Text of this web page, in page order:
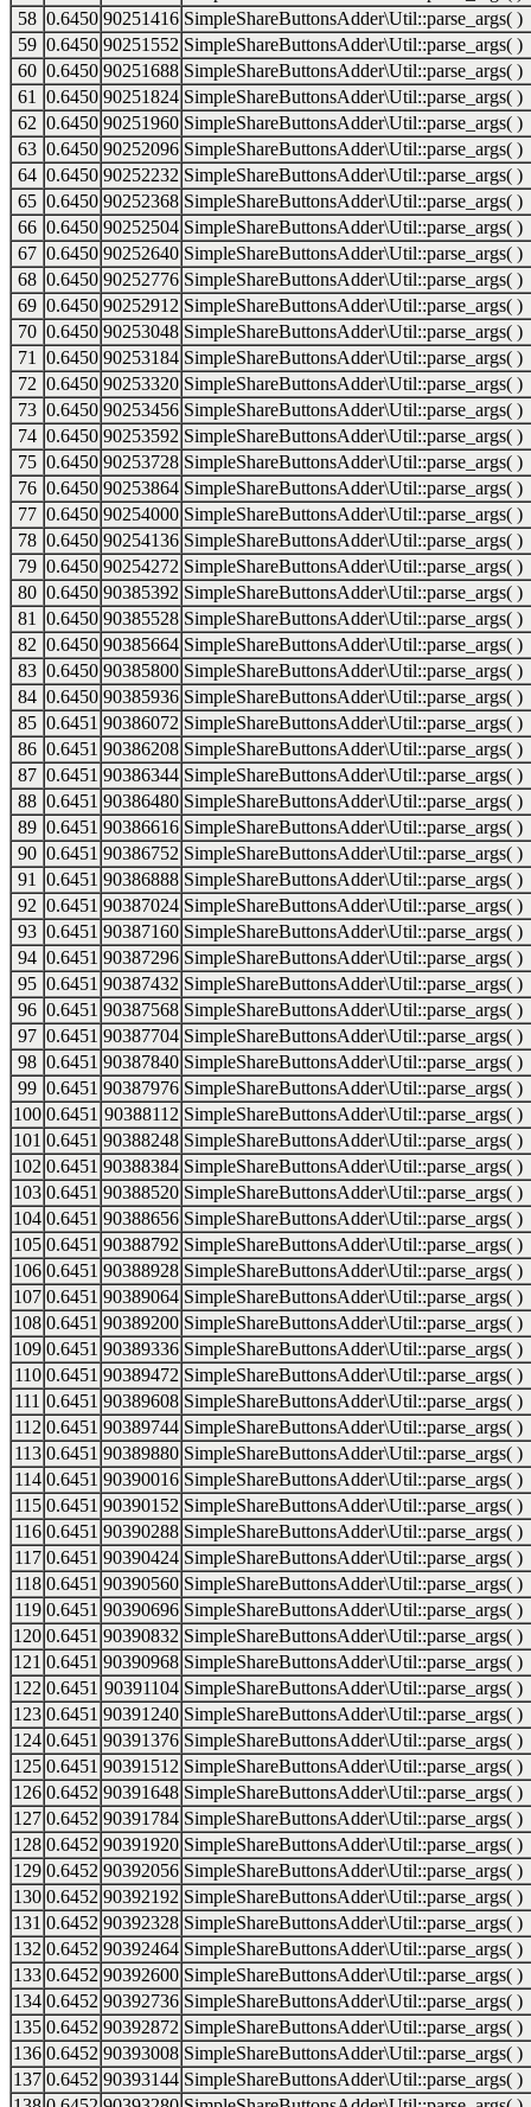
58 0.6450 90251416 SimpleShareButtonsAdder\Util::parse_args( )
59 0.6450 90251552 SimpleShareButtonsAdder\Util::parse_args( )
60 0.6450 90251688 SimpleShareButtonsAdder\Util::parse_args( )
61
0.6450 90251824 SimpleShareButtonsAdder\Util::parse_args( )
62 0.6450 90251960 SimpleShareButtonsAdder\Util::parse_args( )
63 0.6450 90252096 SimpleShareButtonsAdder\Util::parse_args( )
64 0.6450 90252232 SimpleShareButtonsAdder\Util::parse_args( )
65 0.6450 90252368 SimpleShareButtonsAdder\Util::parse_args( )
66 0.6450 90252504 SimpleShareButtonsAdder\Util::parse_args( )
67 0.6450 90252640 SimpleShareButtonsAdder\Util::parse_args( )
68 0.6450 90252776 SimpleShareButtonsAdder\Util::parse_args( )
69 0.6450 90252912 SimpleShareButtonsAdder\Util::parse_args( )
70 0.6450 90253048 SimpleShareButtonsAdder\Util::parse_args( )
71
0.6450 90253184 SimpleShareButtonsAdder\Util::parse_args( )
72 0.6450 90253320 SimpleShareButtonsAdder\Util::parse_args( )
73 0.6450 90253456 SimpleShareButtonsAdder\Util::parse_args( )
74 0.6450 90253592 SimpleShareButtonsAdder\Util::parse_args( )
75 0.6450 90253728 SimpleShareButtonsAdder\Util::parse_args( )
76 0.6450 90253864 SimpleShareButtonsAdder\Util::parse_args( )
77 0.6450 90254000 SimpleShareButtonsAdder\Util::parse_args( )
78 0.6450 90254136 SimpleShareButtonsAdder\Util::parse_args( )
79 0.6450 90254272 SimpleShareButtonsAdder\Util::parse_args( )
80 0.6450 90385392 SimpleShareButtonsAdder\Util::parse_args( )
81
0.6450 90385528 SimpleShareButtonsAdder\Util::parse_args( )
82 0.6450 90385664 SimpleShareButtonsAdder\Util::parse_args( )
83 0.6450 90385800 SimpleShareButtonsAdder\Util::parse_args( )
84 0.6450 90385936 SimpleShareButtonsAdder\Util::parse_args( )
85 0.6451 90386072 SimpleShareButtonsAdder\Util::parse_args( )
86 0.6451 90386208 SimpleShareButtonsAdder\Util::parse_args( )
87 0.6451 90386344 SimpleShareButtonsAdder\Util::parse_args( )
88 0.6451 90386480 SimpleShareButtonsAdder\Util::parse_args( )
89 0.6451 90386616 SimpleShareButtonsAdder\Util::parse_args( )
90 0.6451 90386752 SimpleShareButtonsAdder\Util::parse_args( )
91
0.6451 90386888 SimpleShareButtonsAdder\Util::parse_args( )
92 0.6451 90387024 SimpleShareButtonsAdder\Util::parse_args( )
93 0.6451 90387160 SimpleShareButtonsAdder\Util::parse_args( )
94 0.6451 90387296 SimpleShareButtonsAdder\Util::parse_args( )
95 0.6451 90387432 SimpleShareButtonsAdder\Util::parse_args( )
96 0.6451 90387568 SimpleShareButtonsAdder\Util::parse_args( )
97 0.6451 90387704 SimpleShareButtonsAdder\Util::parse_args( )
98 0.6451 90387840 SimpleShareButtonsAdder\Util::parse_args( )
99 0.6451 90387976 SimpleShareButtonsAdder\Util::parse_args( )
100 0.6451 90388112 SimpleShareButtonsAdder\Util::parse_args( )
101 0.6451 90388248 SimpleShareButtonsAdder\Util::parse_args( )
102 0.6451 90388384 SimpleShareButtonsAdder\Util::parse_args( )
103 0.6451 90388520 SimpleShareButtonsAdder\Util::parse_args( )
104 0.6451 90388656 SimpleShareButtonsAdder\Util::parse_args( )
105 0.6451 90388792 SimpleShareButtonsAdder\Util::parse_args( )
106 0.6451 90388928 SimpleShareButtonsAdder\Util::parse_args( )
107 0.6451 90389064 SimpleShareButtonsAdder\Util::parse_args( )
108 0.6451 90389200 SimpleShareButtonsAdder\Util::parse_args( )
109 0.6451 90389336 SimpleShareButtonsAdder\Util::parse_args( )
110 0.6451 90389472 SimpleShareButtonsAdder\Util::parse_args( )
111 0.6451 90389608 SimpleShareButtonsAdder\Util::parse_args( )
112 0.6451 90389744 SimpleShareButtonsAdder\Util::parse_args( )
113 0.6451 90389880 SimpleShareButtonsAdder\Util::parse_args( )
114 0.6451 90390016 SimpleShareButtonsAdder\Util::parse_args( )
115 0.6451 90390152 SimpleShareButtonsAdder\Util::parse_args( )
116 0.6451 90390288 SimpleShareButtonsAdder\Util::parse_args( )
117 0.6451 90390424 SimpleShareButtonsAdder\Util::parse_args( )
118 0.6451 90390560 SimpleShareButtonsAdder\Util::parse_args( )
119 0.6451 90390696 SimpleShareButtonsAdder\Util::parse_args( )
120 0.6451 90390832 SimpleShareButtonsAdder\Util::parse_args( )
121 0.6451 90390968 SimpleShareButtonsAdder\Util::parse_args( )
122 0.6451 90391104 SimpleShareButtonsAdder\Util::parse_args( )
123 0.6451 90391240 SimpleShareButtonsAdder\Util::parse_args( )
124 0.6451 90391376 SimpleShareButtonsAdder\Util::parse_args( )
125 0.6451 90391512 SimpleShareButtonsAdder\Util::parse_args( )
126 0.6452 90391648 SimpleShareButtonsAdder\Util::parse_args( )
127 0.6452 90391784 SimpleShareButtonsAdder\Util::parse_args( )
128 0.6452 90391920 SimpleShareButtonsAdder\Util::parse_args( )
129 0.6452 90392056 SimpleShareButtonsAdder\Util::parse_args( )
130 0.6452 90392192 SimpleShareButtonsAdder\Util::parse_args( )
131 0.6452 90392328 SimpleShareButtonsAdder\Util::parse_args( )
132 0.6452 90392464 SimpleShareButtonsAdder\Util::parse_args( )
133 0.6452 90392600 SimpleShareButtonsAdder\Util::parse_args( )
134 0.6452 90392736 SimpleShareButtonsAdder\Util::parse_args( )
135 0.6452 90392872 SimpleShareButtonsAdder\Util::parse_args( )
136 0.6452 90393008 SimpleShareButtonsAdder\Util::parse_args( )
137 0.6452 90393144 SimpleShareButtonsAdder\Util::parse_args( )